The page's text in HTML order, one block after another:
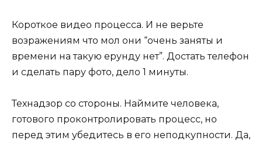
Короткое видео процесса. И не верьте
возражениям что мол они “очень заняты и
времени на такую ерунду нет”. Достать телефон
и сделать пару фото, дело 1 минуты.
Технадзор со стороны. Наймите человека,
готового проконтролировать процесс, но
перед этим убедитесь в его неподкупности. Да,